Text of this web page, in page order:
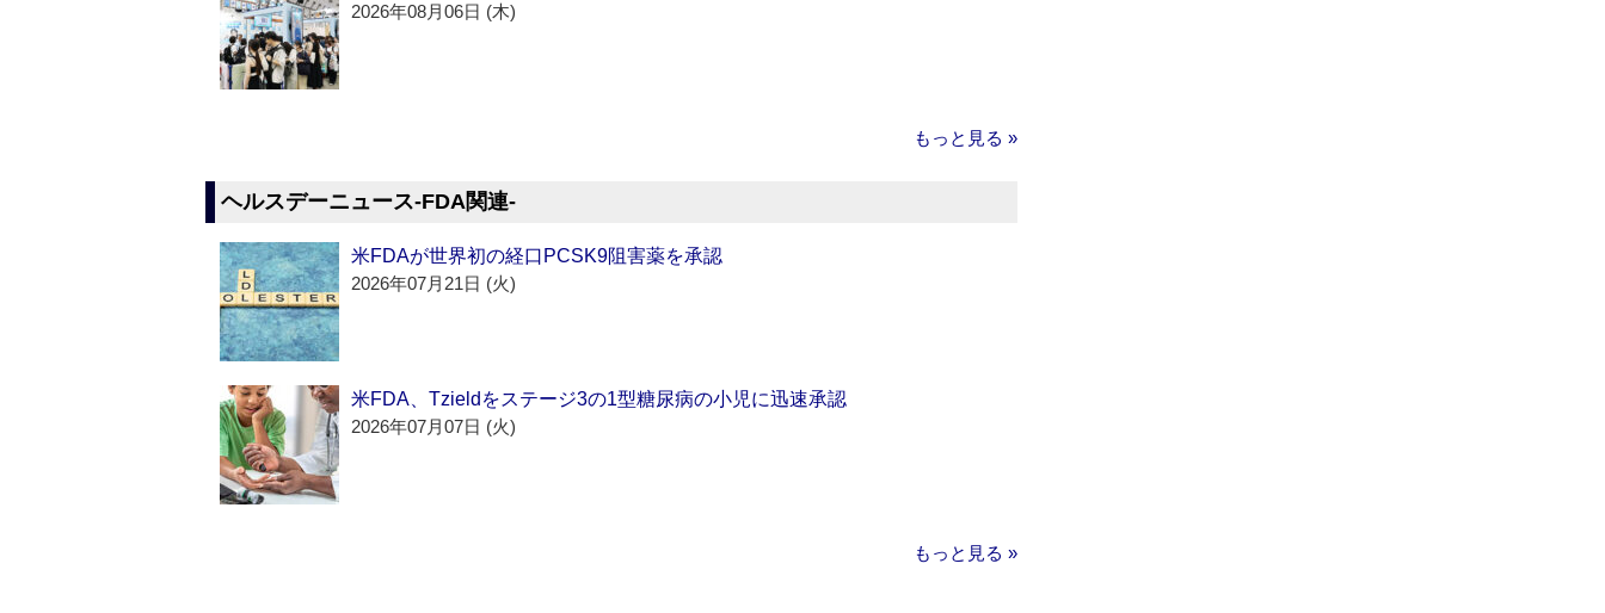
2026年08月06日 (木)
もっと見る »
ヘルスデーニュース‐FDA関連‐
米FDAが世界初の経口PCSK9阻害薬を承認
2026年07月21日 (火)
米FDA、Tzieldをステージ3の1型糖尿病の小児に迅速承認
2026年07月07日 (火)
もっと見る »